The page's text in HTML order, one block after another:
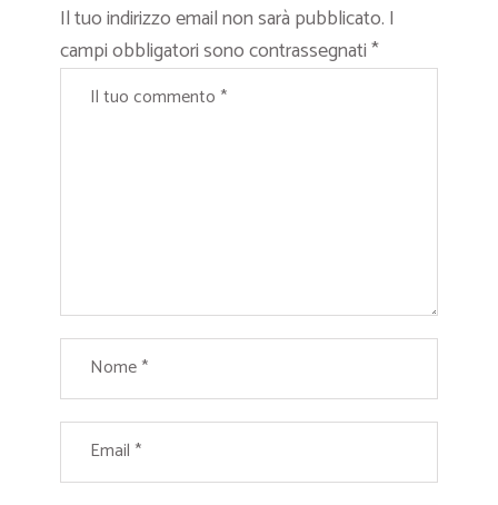
Il tuo indirizzo email non sarà pubblicato. I
campi obbligatori sono contrassegnati*